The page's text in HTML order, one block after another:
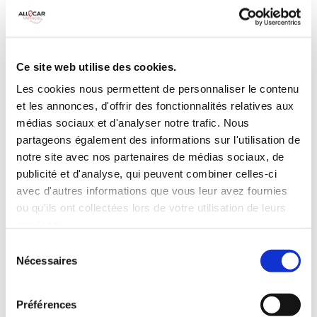
Ce site web utilise des cookies.
Les cookies nous permettent de personnaliser le contenu
et les annonces, d'offrir des fonctionnalités relatives aux
médias sociaux et d'analyser notre trafic. Nous
partageons également des informations sur l'utilisation de
notre site avec nos partenaires de médias sociaux, de
publicité et d'analyse, qui peuvent combiner celles-ci
avec d'autres informations que vous leur avez fournies
ou qu'ils ont collectées lors de votre utilisation de leurs
Nécessaires
Préférences
100 CV
INCLUS À LA LOCATION
Killométrage illimité
Assurance tous risques (hors franchise)
Carburant : plein à rendre plein
CONDITIONS DE LOCATION
Age minimum :20 ans
ASSURANCE